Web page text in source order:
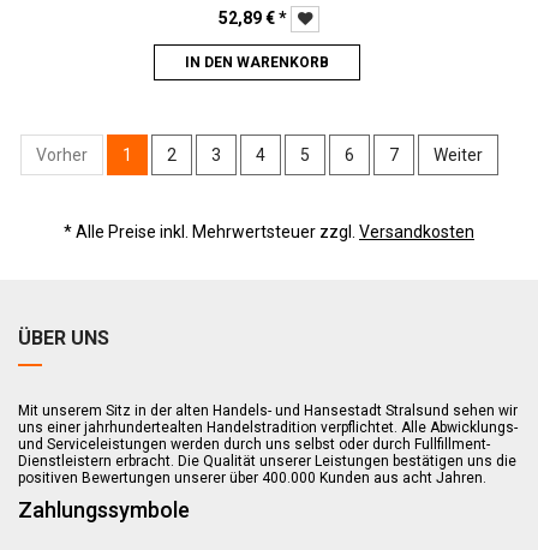
52,89€*
IN DEN WARENKORB
Vorher 1 2 3 4 5 6 7 Weiter
* Alle Preise inkl. Mehrwertsteuer zzgl. Versandkosten
ÜBER UNS
Mit unserem Sitz in der alten Handels- und Hansestadt Stralsund sehen wir
uns einer jahrhundertealten Handelstradition verpflichtet. Alle Abwicklungs-
und Serviceleistungen werden durch uns selbst oder durch Fullfillment-
Dienstleistern erbracht. Die Qualität unserer Leistungen bestätigen uns die
positiven Bewertungen unserer über 400.000 Kunden aus acht Jahren.
Zahlungssymbole